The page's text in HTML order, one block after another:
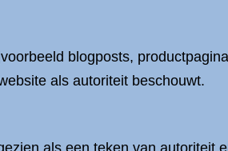
blogposts,
als autoriteit beschouwt.
als een teken van autoriteit